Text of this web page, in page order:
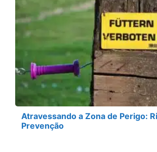
Atravessando a Zona de Perigo:
Prevenção